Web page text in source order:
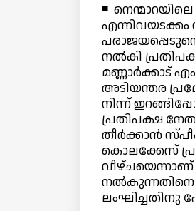
◾
നല്‍കി
മണ്ണാര്‍ക്കാട്
അടിയന്തര
നിന്ന്
പ്രതിപക്ഷ
തീര്‍ക്കാന്‍
കൊലക്കേസ്
നല്‍കുന്നതിനെ
ലംഘിച്ചതിനു